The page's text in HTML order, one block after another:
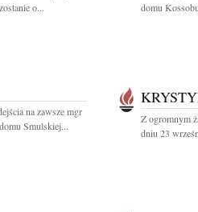
o...
domu
na zawsze mgr
Smulskiej...
Z ogromnym
dniu 23